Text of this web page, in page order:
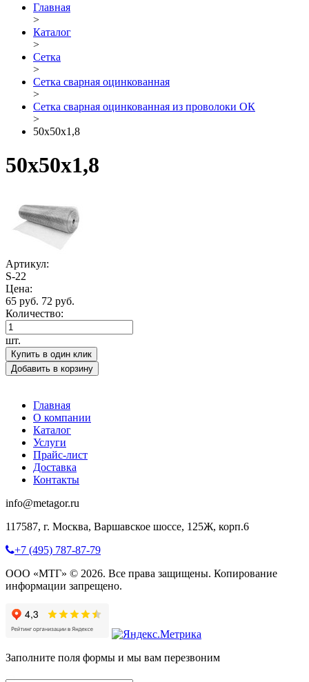
Главная
>
Каталог
>
Сетка
>
Сетка сварная оцинкованная
>
Сетка сварная оцинкованная из проволоки ОК
>
50х50х1,8
50х50х1,8
Артикул:
S-22
Цена:
65 руб. 72 руб.
Количество:
шт.
Купить в один клик
Добавить в корзину
Главная
О компании
Каталог
Услуги
Прайс-лист
Доставка
Контакты
info@metagor.ru
117587, г. Москва, Варшавское шоссе, 125Ж, корп.6
+7 (495) 787-87-79
ООО «МТГ» © 2026. Все права защищены. Копирование
информации запрещено.
Заполните поля формы и мы вам перезвоним